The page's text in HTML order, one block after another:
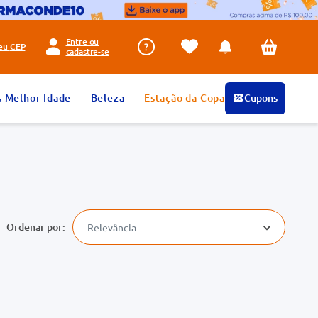
CEP
Entre ou
cadastre-se
Melhor Idade Beleza Estação da Copa Cupons
Relevância